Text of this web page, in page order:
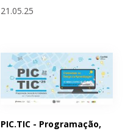
21.05.25
PIC.TIC - Programação,